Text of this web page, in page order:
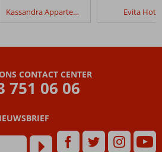
Kassandra Appartementen Evita Hotel
CONTACT CENTER
751 06 06